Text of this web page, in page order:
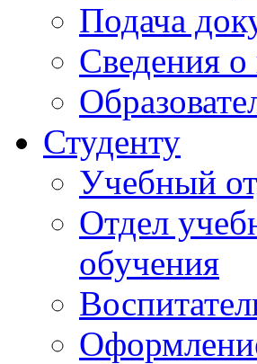
Подача
Сведения
Студенту
Учебный
Отдел
обучения